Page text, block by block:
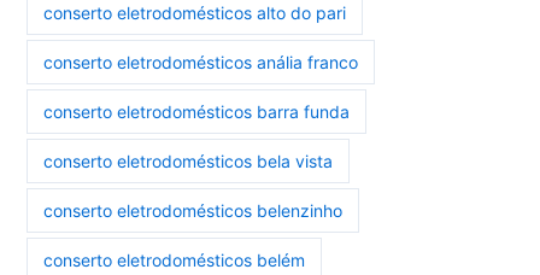
conserto eletrodomésticos alto do pari
conserto eletrodomésticos anália franco
conserto eletrodomésticos barra funda
conserto eletrodomésticos bela vista
conserto eletrodomésticos belenzinho
conserto eletrodomésticos belém